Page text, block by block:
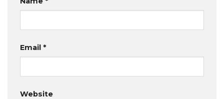
Email *
Website